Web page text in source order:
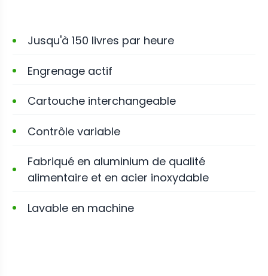
Jusqu'à 150 livres par heure
Engrenage actif
Cartouche interchangeable
Contrôle variable
Fabriqué en aluminium de qualité
alimentaire et en acier inoxydable
Lavable en machine